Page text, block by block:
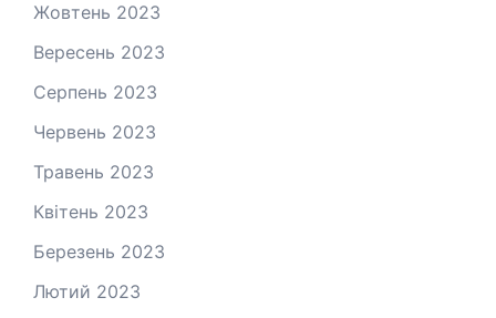
Жовтень 2023
Вересень 2023
Серпень 2023
Червень 2023
Травень 2023
Квітень 2023
Березень 2023
Лютий 2023